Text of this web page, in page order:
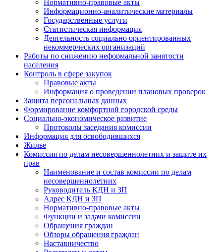
Нормативно-правовые акты
Информационно-аналитические материалы
Государственные услуги
Статистическая информация
Деятельность социально ориентированных
некоммерческих организаций
Работы по снижению неформальной занятости
населения
Контроль в сфере закупок
Правовые акты
Информация о проведении плановых проверок
Защита персональных данных
Формирование комфортной городской среды
Социально-экономическое развитие
Протоколы заседания комиссии
Информация для освободившихся
Жилье
Комиссия по делам несовершеннолетних и защите их
прав
Наименование и состав комиссии по делам
несовершеннолетних
Руководитель КДН и ЗП
Адрес КДН и ЗП
Нормативно-правовые акты
Функции и задачи комиссии
Обращения граждан
Обзоры обращения граждан
Наставничество